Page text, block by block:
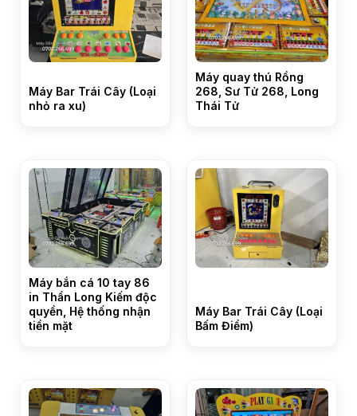
Máy Bar Trái Cây (Loại
nhỏ ra xu)
Máy quay thú Rồng
268, Sư Tử 268, Long
Thái Tử
Máy bắn cá 10 tay 86
in Thần Long Kiếm độc
quyền, Hệ thống nhận
tiền mặt
Máy Bar Trái Cây (Loại
Bấm Điểm)